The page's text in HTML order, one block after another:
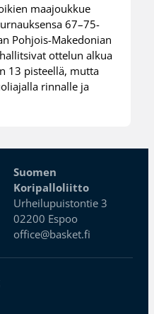
maajoukkue
67–75-
Pohjois-Makedonian
ottelun alkua
13 pisteellä, mutta
rinnalle ja
Suomen
Koripalloliitto
Urheilupuistontie 3
02200 Espoo
office@basket.fi